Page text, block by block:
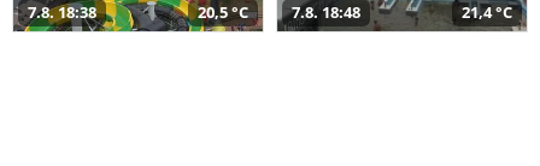
7.8. 18:38 20,5 °C 7.8. 18:48 21,4 °C